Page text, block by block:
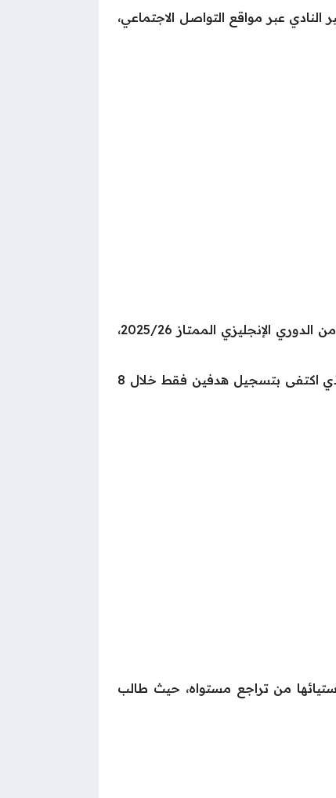
عبر مواقع التواصل الاجتماعي،
وجاءت هذه الانتقادات عقب خسارة ليفربول الجديدة أمام مانشستر يونايتد بنتيجة 2-0 في الجولة الثامنة من الدوري الإنجليزي الممتاز 2025/26،
ويعاني الفريق من تراجع جماعي في الأداء، لكن الغضب الجماهيري تركز بشكل خاص على محمد صلاح، الذي اكتفى بتسجيل هدفين فقط خلال 8
من تراجع مستواه، حيث طالب